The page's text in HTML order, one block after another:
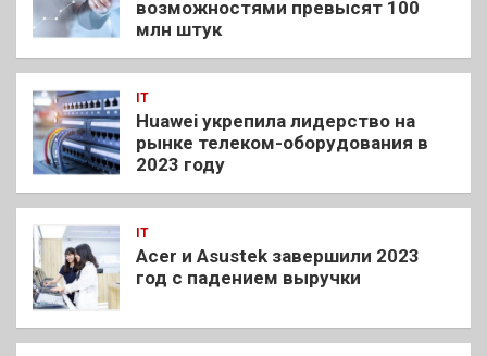
возможностями превысят 100
млн штук
IT
Huawei укрепила лидерство на
рынке телеком-оборудования в
2023 году
IT
Acer и Asustek завершили 2023
год с падением выручки